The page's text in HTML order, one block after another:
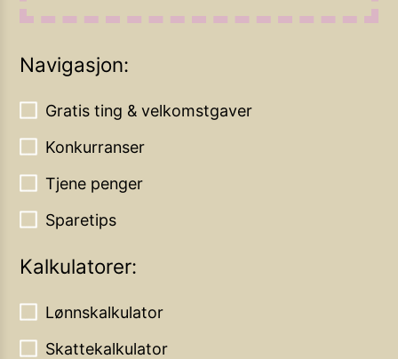
Navigasjon:
Gratis ting & velkomstgaver
Konkurranser
Tjene penger
Sparetips
Kalkulatorer:
Lønnskalkulator
Skattekalkulator